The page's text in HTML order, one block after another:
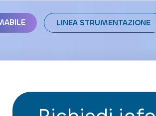
LINEA STRUMENTAZIONE